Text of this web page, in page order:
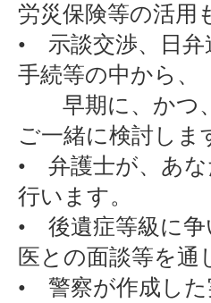
労災保険等の活用
• 示談交渉、日弁
手続等の中から、
早期に、かつ、
ご一緒に検討しま
• 弁護士が、あな
行います。
• 後遺症等級に争
医との面談等を
• 警察が作成した